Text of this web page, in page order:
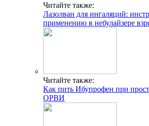
Читайте также:
Лазолван для ингаляций:
применению в небулайзере
Читайте также:
Как пить Ибупрофен при
ОРВИ